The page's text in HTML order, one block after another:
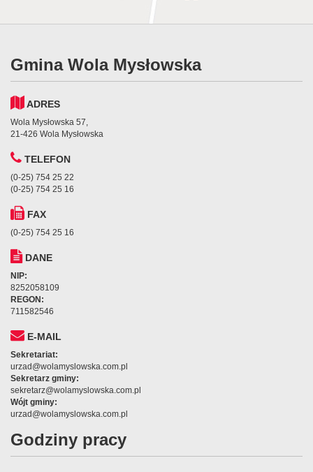
Gmina Wola Mysłowska
ADRES
Wola Mysłowska 57,
21-426 Wola Mysłowska
TELEFON
(0-25) 754 25 22
(0-25) 754 25 16
FAX
(0-25) 754 25 16
DANE
NIP:
8252058109
REGON:
711582546
E-MAIL
Sekretariat:
urzad@wolamyslowska.com.pl
Sekretarz gminy:
sekretarz@wolamyslowska.com.pl
Wójt gminy:
urzad@wolamyslowska.com.pl
Godziny pracy